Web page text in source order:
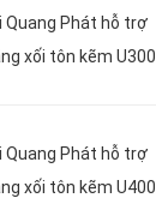
Quang Phát hỗ trợ
xối tôn kẽm U300
Quang Phát hỗ trợ
xối tôn kẽm U400